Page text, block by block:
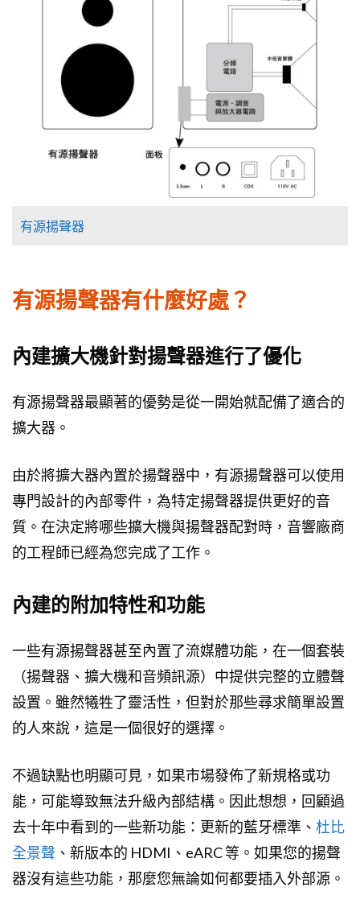
有源揚聲器
有源揚聲器有什麼好處？
內建擴大機針對揚聲器進行了優化
有源揚聲器最顯著的優勢是從一開始就配備了適合的
擴大器。
由於將擴大器內置於揚聲器中，有源揚聲器可以使用
專門設計的內部零件，為特定揚聲器提供更好的音
質。在決定將哪些擴大機與揚聲器配對時，音響廠商
的工程師已經為您完成了工作。
內建的附加特性和功能
一些有源揚聲器甚至內置了流媒體功能，在一個套裝
（揚聲器、擴大機和音頻訊源）中提供完整的立體聲
設置。雖然犧牲了靈活性，但對於那些尋求簡單設置
的人來說，這是一個很好的選擇。
不過缺點也明顯可見，如果市場發佈了新規格或功
能，可能導致無法升級內部結構。因此想想，回顧過
去十年中看到的一些新功能：更新的藍牙標準、 杜比
全景聲 、新版本的 HDMI、eARC 等。如果您的揚聲
器沒有這些功能，那麼您無論如何都要插入外部源。